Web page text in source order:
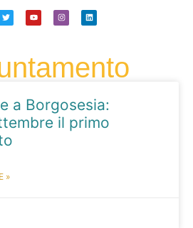
a Borgosesia:
il primo
»